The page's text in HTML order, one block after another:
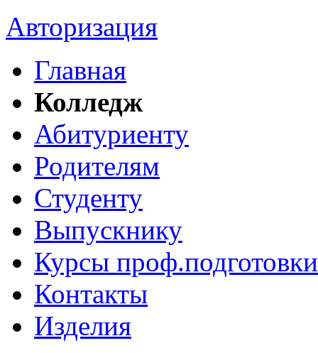
Авторизация
Главная
Колледж
Абитуриенту
Родителям
Студенту
Выпускнику
Курсы проф.подготовки
Контакты
Изделия